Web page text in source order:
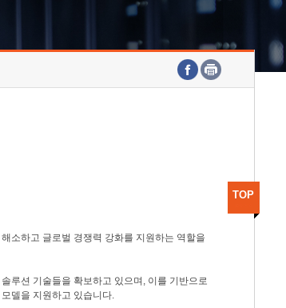
본부
주요업무연락처
소하고 글로벌 경쟁력 강화를 지원하는 역할을
루션 기술들을 확보하고 있으며, 이를 기반으로
델을 지원하고 있습니다.
TOP